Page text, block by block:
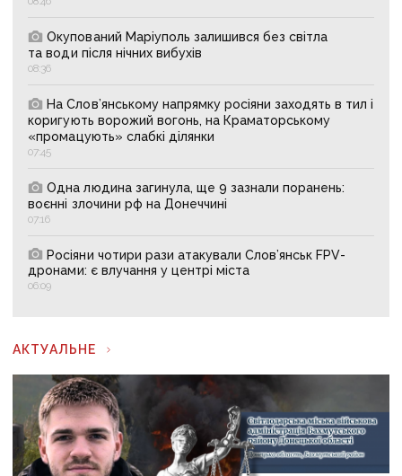
Окупований Маріуполь залишився без світла
та води після нічних вибухів
08:36
На Слов’янському напрямку росіяни заходять в тил і
коригують ворожий вогонь, на Краматорському
«промацують» слабкі ділянки
07:45
Одна людина загинула, ще 9 зазнали поранень:
воєнні злочини рф на Донеччині
07:16
Росіяни чотири рази атакували Слов’янськ FPV-
дронами: є влучання у центрі міста
06:09
АКТУАЛЬНЕ